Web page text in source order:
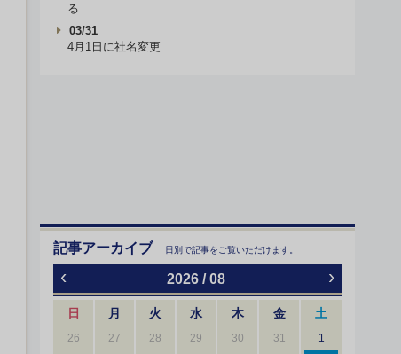
る
03/31
4月1日に社名変更
記事アーカイブ 日別で記事をご覧いただけます。
‹ 2026 / 08 ›
日 月 火 水 木 金 土
26 27 28 29 30 31
1